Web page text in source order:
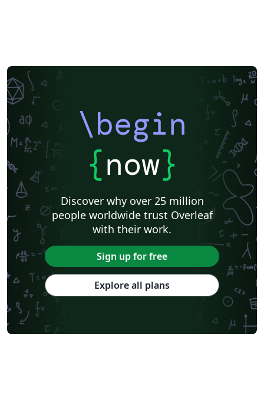
\begin
{now}
Discover why over 25 million
people worldwide trust Overleaf
with their work.
Sign up for free
Explore all plans